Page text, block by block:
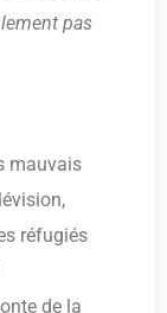
pas
mauvais
réfugiés
de la